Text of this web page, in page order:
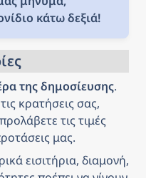
κάτω δεξιά!
της δημοσίευσης.
κρατήσεις σας,
τις τιμές
μας.
εισιτήρια, διαμονή,